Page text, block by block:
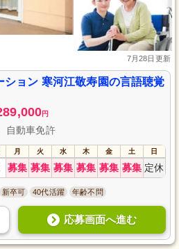
7月28日更新
ョン 寒河江敬寿園の言語聴覚
円
自動車免許
月 火 水 木 金 土 日
募集 募集 募集 募集 募集 募集 定休
新卒可 40代活躍 年齢不問
応募画面へ進む